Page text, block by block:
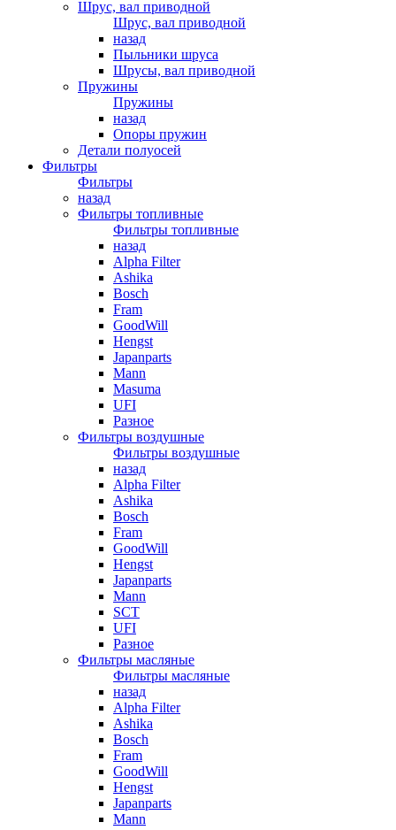
Шрус, вал приводной
Шрус, вал приводной
назад
Пыльники шруса
Шрусы, вал приводной
Пружины
Пружины
назад
Опоры пружин
Детали полуосей
Фильтры
Фильтры
назад
Фильтры топливные
Фильтры топливные
назад
Alpha Filter
Ashika
Bosch
Fram
GoodWill
Hengst
Japanparts
Mann
Masuma
UFI
Разное
Фильтры воздушные
Фильтры воздушные
назад
Alpha Filter
Ashika
Bosch
Fram
GoodWill
Hengst
Japanparts
Mann
SCT
UFI
Разное
Фильтры масляные
Фильтры масляные
назад
Alpha Filter
Ashika
Bosch
Fram
GoodWill
Hengst
Japanparts
Mann